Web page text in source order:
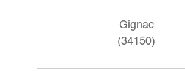
Gignac
(34150)